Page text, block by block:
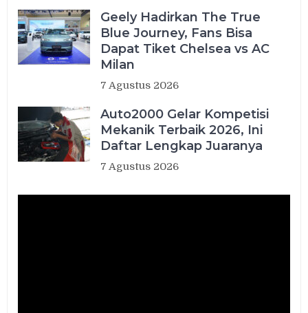
Geely Hadirkan The True
Blue Journey, Fans Bisa
Dapat Tiket Chelsea vs AC
Milan
7 Agustus 2026
Auto2000 Gelar Kompetisi
Mekanik Terbaik 2026, Ini
Daftar Lengkap Juaranya
7 Agustus 2026